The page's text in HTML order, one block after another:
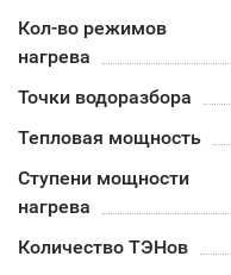
Кол-во режимов
нагрева
Точки водоразбора
Тепловая мощность
Ступени мощности
нагрева
Количество ТЭНов